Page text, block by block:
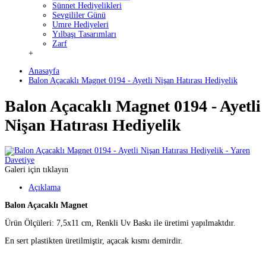
Sünnet Hediyelikleri
Sevgililer Günü
Umre Hediyeleri
Yılbaşı Tasarımları
Zarf
+
Anasayfa
Balon Açacaklı Magnet 0194 - Ayetli Nişan Hatırası Hediyelik
Balon Açacaklı Magnet 0194 - Ayetli
Nişan Hatırası Hediyelik
Galeri için tıklayın
Açıklama
Balon Açacaklı Magnet
Ürün Ölçüleri: 7,5x11 cm, Renkli Uv Baskı ile üretimi yapılmaktdır.
En sert plastikten üretilmiştir, açacak kısmı demirdir.